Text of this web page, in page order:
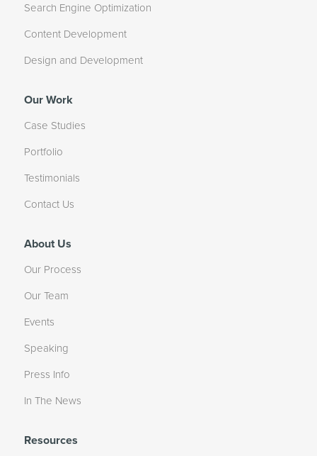
Search Engine Optimization
Content Development
Design and Development
Our Work
Case Studies
Portfolio
Testimonials
Contact Us
About Us
Our Process
Our Team
Events
Speaking
Press Info
In The News
Resources